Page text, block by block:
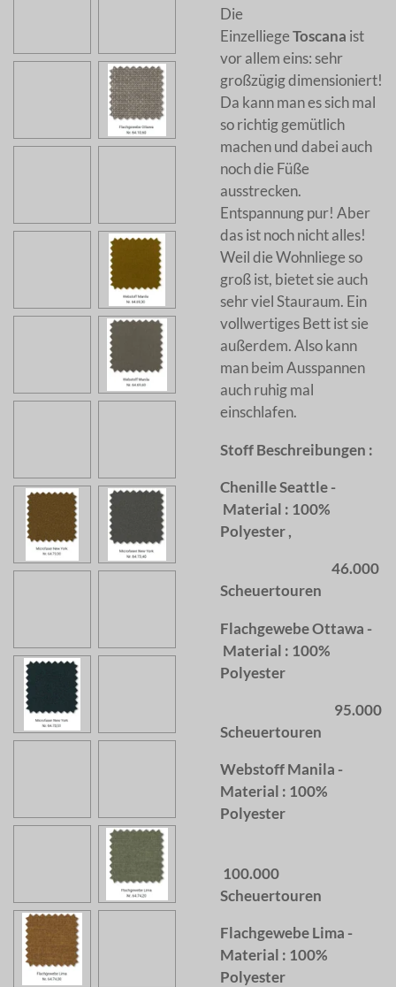
Die
EinzelliegeToscana ist
vor allem eins: sehr
großzügig dimensioniert!
Da kann man es sich mal
so richtig gemütlich
machen und dabei auch
noch die Füße
ausstrecken.
Entspannung pur! Aber
das ist noch nicht alles!
Weil die Wohnliege so
groß ist, bietet sie auch
sehr viel Stauraum. Ein
vollwertiges Bett ist sie
außerdem. Also kann
man beim Ausspannen
auch ruhig mal
einschlafen.
Stoff Beschreibungen :
Chenille Seattle -
Material : 100%
Polyester ,
46.000
Scheuertouren
Flachgewebe Ottawa -
Material : 100%
Polyester
95.000
Scheuertouren
Webstoff Manila -
Material : 100%
Polyester
100.000
Scheuertouren
Flachgewebe Lima -
Material : 100%
Polyester